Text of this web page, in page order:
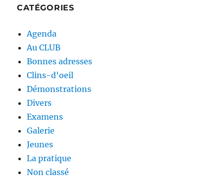
CATÉGORIES
Agenda
Au CLUB
Bonnes adresses
Clins-d'oeil
Démonstrations
Divers
Examens
Galerie
Jeunes
La pratique
Non classé